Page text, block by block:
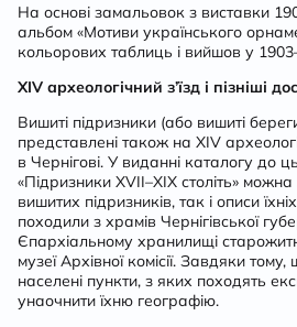
На основі замальовок з виставки
альбом «Мотиви українського
кольорових таблиць і вийшов у
XIV археологічний з’їзд і пізніші
Вишиті підризники (або вишиті
представлені також на XIV
в Чернігові. У виданні каталогу до
«Підризники XVII–XIX століть»
вишитих підризників, так і описи
походили з храмів Чернігівської
Єпархіальному хранилищі
музеї Архівної комісії. Завдяки
населені пункти, з яких походять
унаочнити їхню географію.